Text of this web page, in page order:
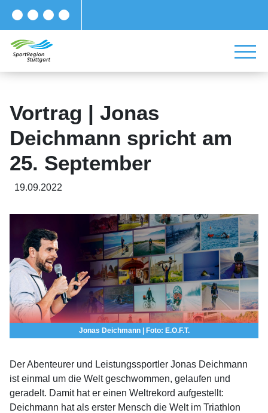
Vortrag | Jonas
Deichmann spricht am
25. September
19.09.2022
Jonas Deichmann | Foto: E.O.F.T.
Der Abenteurer und Leistungssportler Jonas Deichmann
ist einmal um die Welt geschwommen, gelaufen und
geradelt. Damit hat er einen Weltrekord aufgestellt:
Deichmann hat als erster Mensch die Welt im Triathlon